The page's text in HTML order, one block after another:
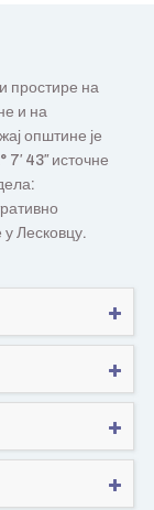
простире на
и на
општине је
43″ источне
у Лесковцу.